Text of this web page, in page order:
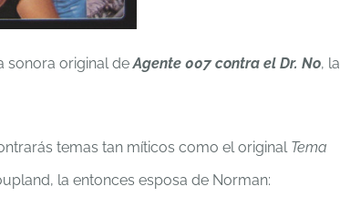
sonora original deAgente 007 contra el Dr. No, la
temas tan míticos como el original Tema
la entonces esposa de Norman: